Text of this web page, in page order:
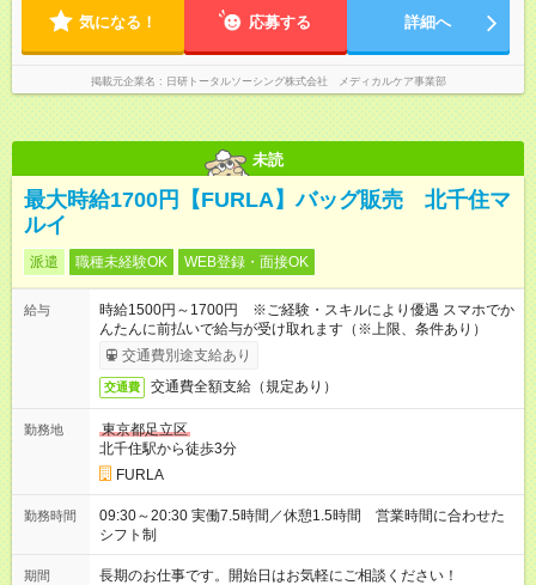
気になる！ 応募する 詳細へ
掲載元企業名 日研トータルソーシング株式会社 メディカルケア事業部
未読
最大時給1700円【FURLA】バッグ販売 北千住マ
ルイ
派遣 職種未経験OK WEB登録・面接OK
給与
時給1500円～1700円 ※ご経験・スキルにより優遇 スマホでか
んたんに前払いで給与が受け取れます（※上限、条件あり）
交通費別途支給あり
交通費 交通費全額支給（規定あり）
勤務地
東京都足立区
北千住駅から徒歩3分
FURLA
勤務時間
09:30～20:30 実働7.5時間／休憩1.5時間 営業時間に合わせた
シフト制
期間 長期のお仕事です。開始日はお気軽にご相談ください！